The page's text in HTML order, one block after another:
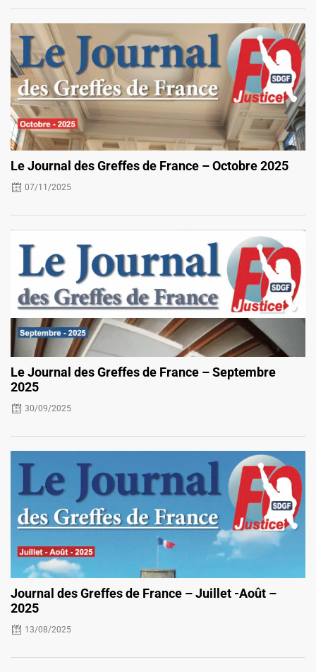
Le Journal des Greffes de France – Octobre 2025
07/11/2025
Le Journal des Greffes de France – Septembre
2025
30/09/2025
Journal des Greffes de France – Juillet -Août –
2025
13/08/2025